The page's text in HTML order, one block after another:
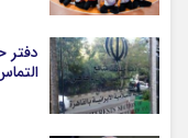
دفتر